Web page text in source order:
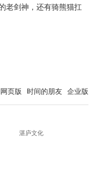
老剑神，还有骑熊猫扛
页版 时间的朋友 企业版
湛庐文化